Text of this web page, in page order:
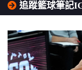
追蹤籃球筆記